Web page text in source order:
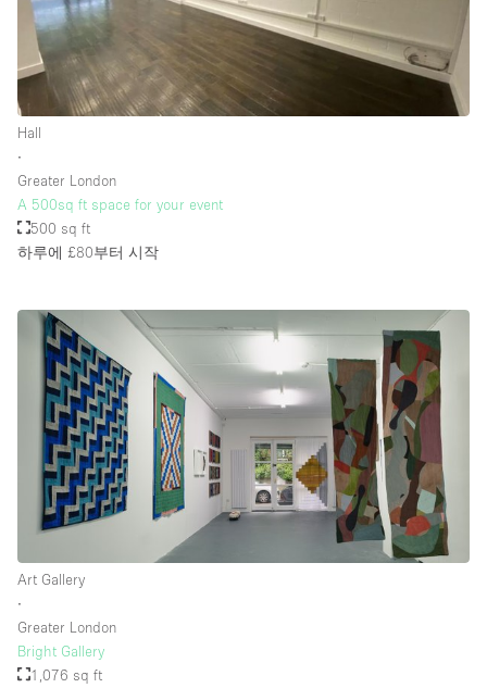
Hall
∙
Greater London
A 500sq ft space for your event
500 sq ft
하루에 £80부터 시작
Art Gallery
∙
Greater London
Bright Gallery
1,076 sq ft